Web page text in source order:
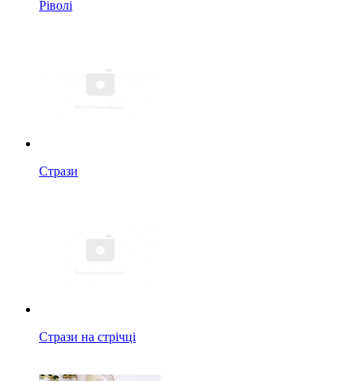
Ріволі
Стрази
Стрази на стрічці